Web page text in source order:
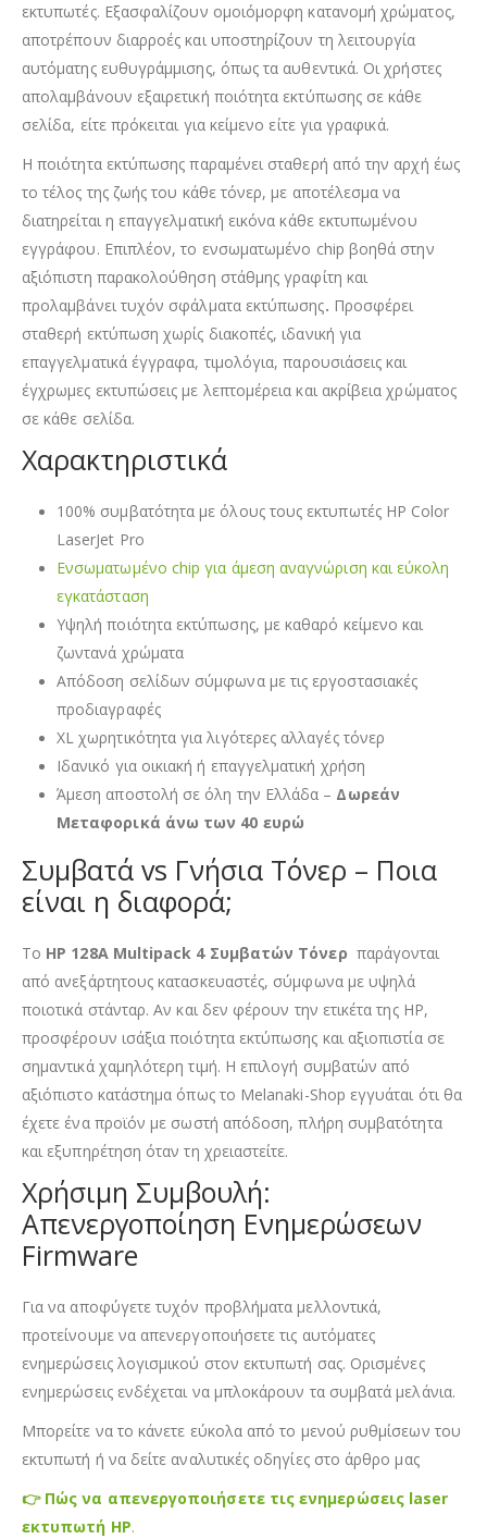
εκτυπωτές. Εξασφαλίζουν ομοιόμορφη κατανομή χρώματος,
αποτρέπουν διαρροές και υποστηρίζουν τη λειτουργία
αυτόματης ευθυγράμμισης, όπως τα αυθεντικά. Οι χρήστες
απολαμβάνουν εξαιρετική ποιότητα εκτύπωσης σε κάθε
σελίδα, είτε πρόκειται για κείμενο είτε για γραφικά.
Η ποιότητα εκτύπωσης παραμένει σταθερή από την αρχή έως
το τέλος της ζωής του κάθε τόνερ, με αποτέλεσμα να
διατηρείται η επαγγελματική εικόνα κάθε εκτυπωμένου
εγγράφου. Επιπλέον, το ενσωματωμένο chip βοηθά στην
αξιόπιστη παρακολούθηση στάθμης γραφίτη και
προλαμβάνει τυχόν σφάλματα εκτύπωσης. Προσφέρει
σταθερή εκτύπωση χωρίς διακοπές, ιδανική για
επαγγελματικά έγγραφα, τιμολόγια, παρουσιάσεις και
έγχρωμες εκτυπώσεις με λεπτομέρεια και ακρίβεια χρώματος
σε κάθε σελίδα.
Χαρακτηριστικά
100% συμβατότητα με όλους τους εκτυπωτές HP Color
LaserJet Pro
Ενσωματωμένο chip για άμεση αναγνώριση και εύκολη
εγκατάσταση
Υψηλή ποιότητα εκτύπωσης, με καθαρό κείμενο και
ζωντανά χρώματα
Απόδοση σελίδων σύμφωνα με τις εργοστασιακές
προδιαγραφές
XL χωρητικότητα για λιγότερες αλλαγές τόνερ
Ιδανικό για οικιακή ή επαγγελματική χρήση
Άμεση αποστολή σε όλη την Ελλάδα – Δωρεάν
Μεταφορικά άνω των 40 ευρώ
Συμβατά vs Γνήσια Τόνερ – Ποια
είναι η διαφορά;
Τo HP 128A Multipack 4 Συμβατών Τόνερ παράγονται
από ανεξάρτητους κατασκευαστές, σύμφωνα με υψηλά
ποιοτικά στάνταρ. Αν και δεν φέρουν την ετικέτα της HP,
προσφέρουν ισάξια ποιότητα εκτύπωσης και αξιοπιστία σε
σημαντικά χαμηλότερη τιμή. Η επιλογή συμβατών από
αξιόπιστο κατάστημα όπως το Melanaki-Shop εγγυάται ότι θα
έχετε ένα προϊόν με σωστή απόδοση, πλήρη συμβατότητα
και εξυπηρέτηση όταν τη χρειαστείτε.
Χρήσιμη Συμβουλή:
Απενεργοποίηση Ενημερώσεων
Firmware
Για να αποφύγετε τυχόν προβλήματα μελλοντικά,
προτείνουμε να απενεργοποιήσετε τις αυτόματες
ενημερώσεις λογισμικού στον εκτυπωτή σας. Ορισμένες
ενημερώσεις ενδέχεται να μπλοκάρουν τα συμβατά μελάνια.
Μπορείτε να το κάνετε εύκολα από το μενού ρυθμίσεων του
εκτυπωτή ή να δείτε αναλυτικές οδηγίες στο άρθρο μας
👉 Πώς να απενεργοποιήσετε τις ενημερώσεις laser
εκτυπωτή HP.